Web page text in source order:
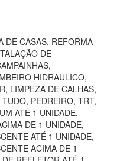
DE CASAS, REFORMA
DE
HIDRAULICO,
LIMPEZA DE CALHAS,
PEDREIRO, TRT,
ATÉ 1 UNIDADE,
DE 1 UNIDADE,
ATÉ 1 UNIDADE,
ACIMA DE 1